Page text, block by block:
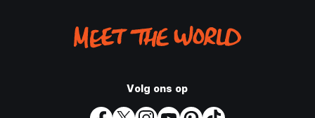
Volg ons op